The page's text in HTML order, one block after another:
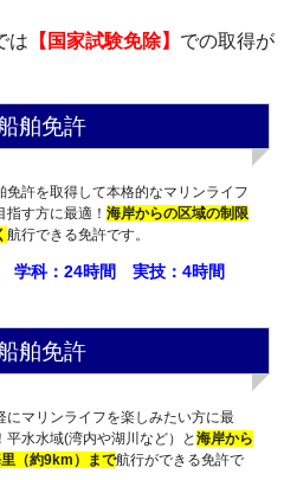
は 【国家試験免除】 での取得が
舶免許
免許を取得して本格的なマリンライフ
指す方に最適！ 海岸からの区域の制限
航行できる免許です。
学科：24時間 実技：4時間
舶免許
にマリンライフを楽しみたい方に最
平水水域(湾内や湖川など）と 海岸から
（約9km）まで航行ができる免許で